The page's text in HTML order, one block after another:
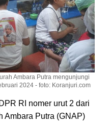
Ambara Putra mengunjungi
2024 - foto: Koranjuri.com
RI nomer urut 2 dari
Ambara Putra (GNAP)